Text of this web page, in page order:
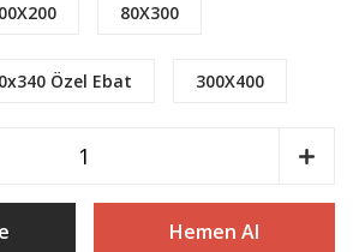
80X300
Özel Ebat 300X400
Hemen Al